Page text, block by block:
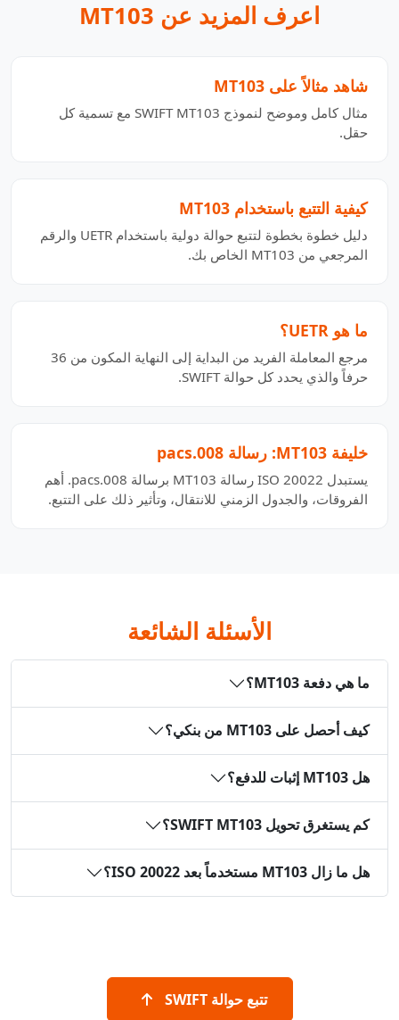
اعرف المزيد عن MT103
شاهد مثالاً على MT103
مثال كامل وموضح لنموذج SWIFT MT103 مع تسمية كل
حقل.
كيفية التتبع باستخدام MT103
دليل خطوة بخطوة لتتبع حوالة دولية باستخدام UETR والرقم
المرجعي من MT103 الخاص بك.
ما هو UETR؟
مرجع المعاملة الفريد من البداية إلى النهاية المكون من 36
حرفاً والذي يحدد كل حوالة SWIFT.
خليفة MT103: رسالة pacs.008
يستبدل ISO 20022 رسالة MT103 برسالة pacs.008. أهم
الفروقات، والجدول الزمني للانتقال، وتأثير ذلك على التتبع.
الأسئلة الشائعة
ما هي دفعة MT103؟
كيف أحصل على MT103 من بنكي؟
هل MT103 إثبات للدفع؟
كم يستغرق تحويل SWIFT MT103؟
هل ما زال MT103 مستخدماً بعد ISO 20022؟
تتبع حوالة SWIFT